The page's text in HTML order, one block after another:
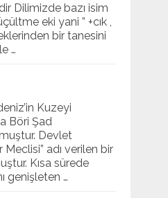
Dilimizde bazı isim
eki yani ” +cık ,
bir tanesini
…
Kuzeyi
Böri Şad
Devlet
adı verilen bir
Kısa sürede
genişleten …